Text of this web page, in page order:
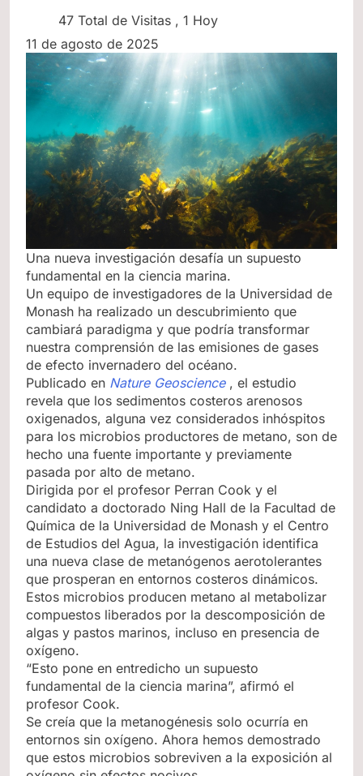
47 Total de Visitas , 1 Hoy
11 de agosto de 2025
Una nueva investigación desafía un supuesto
fundamental en la ciencia marina.
Un equipo de investigadores de la Universidad de
Monash ha realizado un descubrimiento que
cambiará paradigma y que podría transformar
nuestra comprensión de las emisiones de gases
de efecto invernadero del océano.
Publicado en Nature Geoscience, el estudio
revela que los sedimentos costeros arenosos
oxigenados, alguna vez considerados inhóspitos
para los microbios productores de metano, son de
hecho una fuente importante y previamente
pasada por alto de metano.
Dirigida por el profesor Perran Cook y el
candidato a doctorado Ning Hall de la Facultad de
Química de la Universidad de Monash y el Centro
de Estudios del Agua, la investigación identifica
una nueva clase de metanógenos aerotolerantes
que prosperan en entornos costeros dinámicos.
Estos microbios producen metano al metabolizar
compuestos liberados por la descomposición de
algas y pastos marinos, incluso en presencia de
oxígeno.
“Esto pone en entredicho un supuesto
fundamental de la ciencia marina”, afirmó el
profesor Cook.
Se creía que la metanogénesis solo ocurría en
entornos sin oxígeno. Ahora hemos demostrado
que estos microbios sobreviven a la exposición al